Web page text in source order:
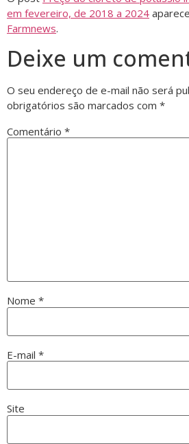
em fevereiro, de 2018 a 2024
Farmnews.
Deixe um
O seu endereço de e-mail não será
obrigatórios são marcados com *
Comentário *
Nome *
E-mail *
Site